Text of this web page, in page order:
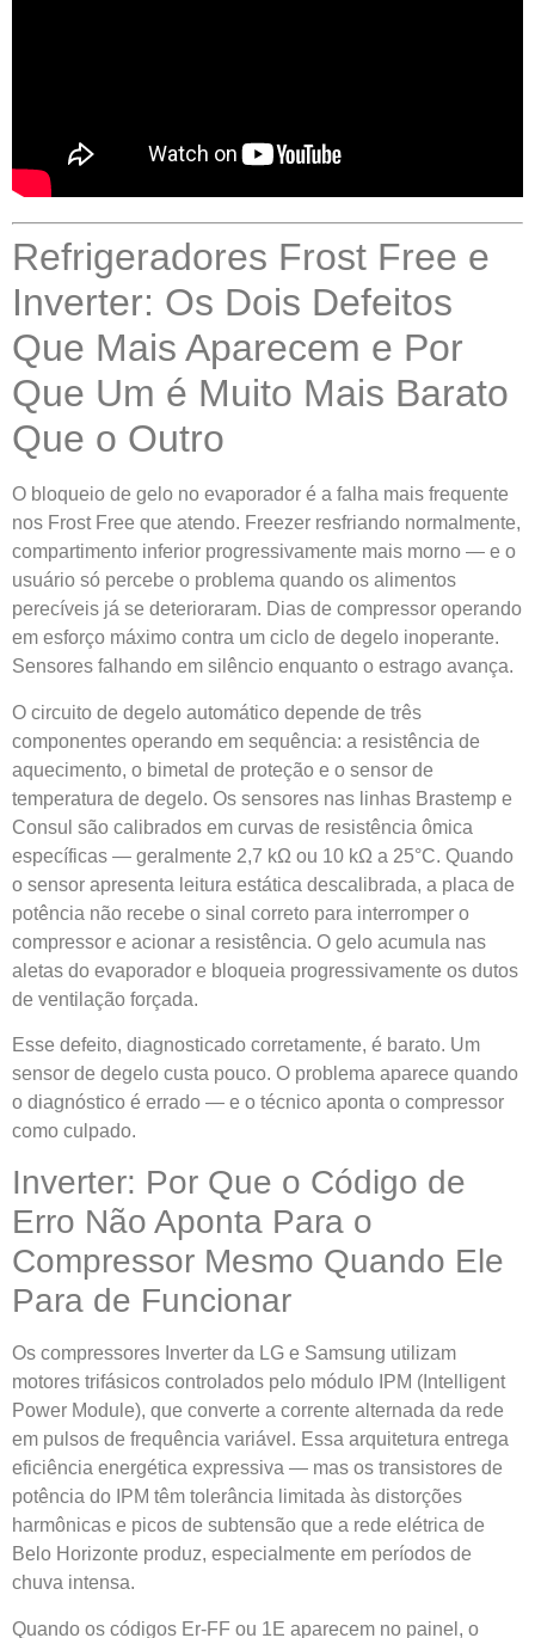
Refrigeradores Frost Free e
Inverter: Os Dois Defeitos
Que Mais Aparecem e Por
Que Um é Muito Mais Barato
Que o Outro
O bloqueio de gelo no evaporador é a falha mais frequente
nos Frost Free que atendo. Freezer resfriando normalmente,
compartimento inferior progressivamente mais morno — e o
usuário só percebe o problema quando os alimentos
perecíveis já se deterioraram. Dias de compressor operando
em esforço máximo contra um ciclo de degelo inoperante.
Sensores falhando em silêncio enquanto o estrago avança.
O circuito de degelo automático depende de três
componentes operando em sequência: a resistência de
aquecimento, o bimetal de proteção e o sensor de
temperatura de degelo. Os sensores nas linhas Brastemp e
Consul são calibrados em curvas de resistência ômica
específicas — geralmente 2,7 kΩ ou 10 kΩ a 25°C. Quando
o sensor apresenta leitura estática descalibrada, a placa de
potência não recebe o sinal correto para interromper o
compressor e acionar a resistência. O gelo acumula nas
aletas do evaporador e bloqueia progressivamente os dutos
de ventilação forçada.
Esse defeito, diagnosticado corretamente, é barato. Um
sensor de degelo custa pouco. O problema aparece quando
o diagnóstico é errado — e o técnico aponta o compressor
como culpado.
Inverter: Por Que o Código de
Erro Não Aponta Para o
Compressor Mesmo Quando Ele
Para de Funcionar
Os compressores Inverter da LG e Samsung utilizam
motores trifásicos controlados pelo módulo IPM (Intelligent
Power Module), que converte a corrente alternada da rede
em pulsos de frequência variável. Essa arquitetura entrega
eficiência energética expressiva — mas os transistores de
potência do IPM têm tolerância limitada às distorções
harmônicas e picos de subtensão que a rede elétrica de
Belo Horizonte produz, especialmente em períodos de
chuva intensa.
Quando os códigos Er-FF ou 1E aparecem no painel, o